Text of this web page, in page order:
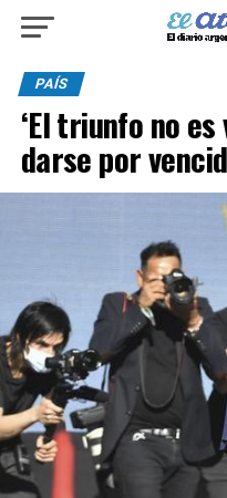
PAÍS
‘El triunfo no
darse por